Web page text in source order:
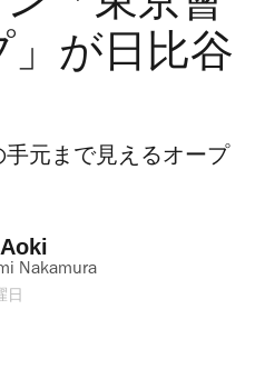
」が日比谷
元まで見えるオープ
Nakamura
日